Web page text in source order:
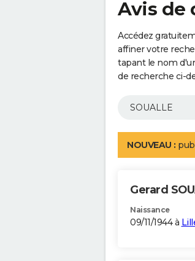
Avis de
Accédez
affiner votre
tapant le nom
de recherche ci-
NOUVEAU :
Gerard
Naissance
09/11/1944 à